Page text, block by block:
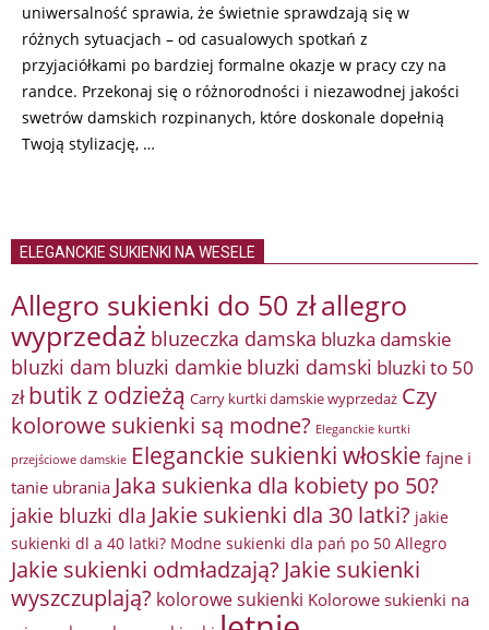
uniwersalność sprawia, że świetnie sprawdzają się w
różnych sytuacjach – od casualowych spotkań z
przyjaciółkami po bardziej formalne okazje w pracy czy na
randce. Przekonaj się o różnorodności i niezawodnej jakości
swetrów damskich rozpinanych, które doskonale dopełnią
Twoją stylizację, …
ELEGANCKIE SUKIENKI NA WESELE
Allegro sukienki do 50 złallegro
wyprzedaż bluzeczka damska bluzka damskie
bluzki dam bluzki damkie bluzki damski bluzki to 50
zł butik z odzieżą Carry kurtki damskie wyprzedaż Czy
kolorowe sukienki są modne? Eleganckie kurtki
przejściowe damskie Eleganckie sukienki włoskie fajne i
tanie ubrania Jaka sukienka dla kobiety po 50?
jakie bluzki dla Jakie sukienki dla 30 latki? jakie
sukienki dl a 40 latki? Modne sukienki dla pań po 50 Allegro
Jakie sukienki odmładzają? Jakie sukienki
wyszczuplają? kolorowe sukienki Kolorowe sukienki na